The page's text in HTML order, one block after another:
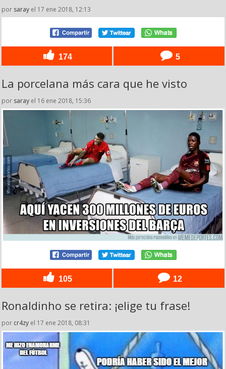
por saray el 17 ene 2018, 12:13
174 5
La porcelana más cara que he visto
por saray el 16 ene 2018, 15:36
105 12
Ronaldinho se retira: ¡elige tu frase!
por cr4zy el 17 ene 2018, 08:31